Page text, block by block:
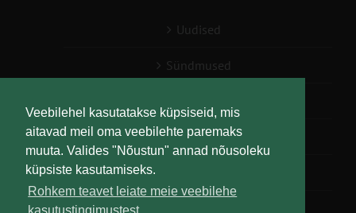
Veebilehel kasutatakse küpsiseid, mis
aitavad meil oma veebilehte paremaks
muuta. Valides "Nõustun" annad nõusoleku
küpsiste kasutamiseks.
Rohkem teavet leiate meie veebilehe
Uudised
Sündmused
Teabesalv
Liitu uudiskirjaga